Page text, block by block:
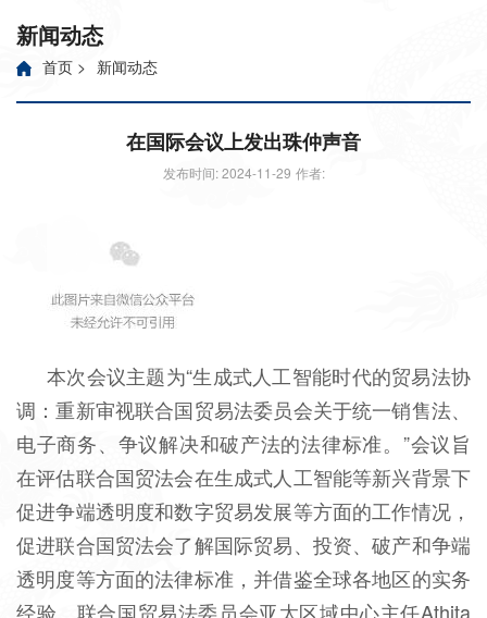
新闻动态
首页 > 新闻动态
在国际会议上发出珠仲声音
发布时间: 2024-11-29 作者:
本次会议主题为“生成式人工智能时代的贸易法协
调：重新审视联合国贸易法委员会关于统一销售法、
电子商务、争议解决和破产法的法律标准。”会议旨
在评估联合国贸法会在生成式人工智能等新兴背景下
促进争端透明度和数字贸易发展等方面的工作情况，
促进联合国贸法会了解国际贸易、投资、破产和争端
透明度等方面的法律标准，并借鉴全球各地区的实务
经验。联合国贸易法委员会亚太区域中心主任Athita